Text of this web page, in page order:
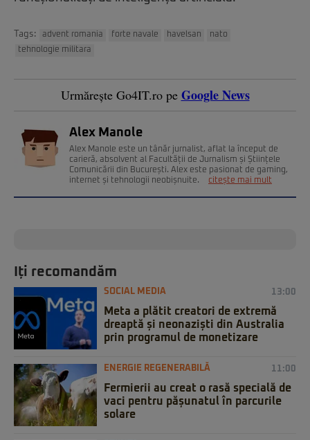
Tags: advent romania forte navale havelsan
nato
tehnologie militara
Urmărește Go4IT.ro pe Google News
Alex Manole
Alex Manole este un tânăr jurnalist, aflat la început de
carieră, absolvent al Facultății de Jurnalism și Științele
Comunicării din București. Alex este pasionat de gaming,
internet și tehnologii neobișnuite.
citește mai mult
Iți recomandăm
SOCIAL MEDIA 13:00
Meta a plătit creatori de extremă
dreaptă și neonaziști din Australia
prin programul de monetizare
ENERGIE REGENERABILĂ 11:00
Fermierii au creat o rasă specială de
vaci pentru pășunatul în parcurile
solare